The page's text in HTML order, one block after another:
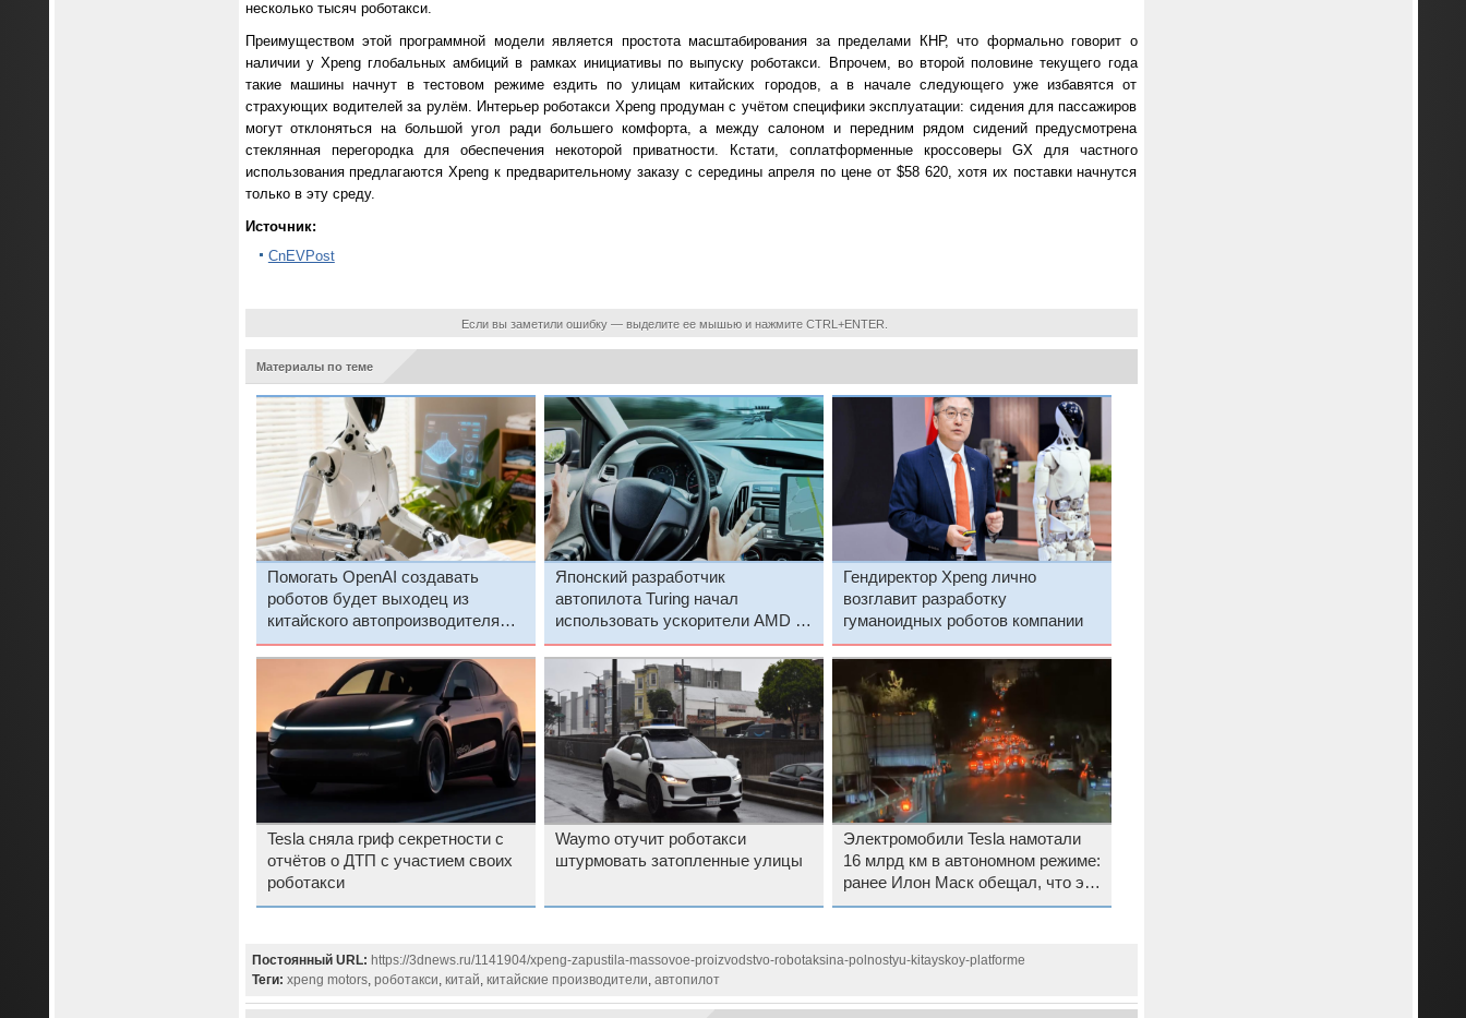
несколько тысяч роботакси.
Преимуществом этой программной модели является простота масштабирования за пределами КНР, что формально говорит о
наличии у Xpeng глобальных амбиций в рамках инициативы по выпуску роботакси. Впрочем, во второй половине текущего года
такие машины начнут в тестовом режиме ездить по улицам китайских городов, а в начале следующего уже избавятся от
страхующих водителей за рулём. Интерьер роботакси Xpeng продуман с учётом специфики эксплуатации: сидения для пассажиров
могут отклоняться на большой угол ради большего комфорта, а между салоном и передним рядом сидений предусмотрена
стеклянная перегородка для обеспечения некоторой приватности. Кстати, соплатформенные кроссоверы GX для частного
использования предлагаются Xpeng к предварительному заказу с середины апреля по цене от $58 620, хотя их поставки начнутся
только в эту среду.
Источник:
CnEVPost
Если вы заметили ошибку — выделите ее мышью и нажмите CTRL+ENTER.
Материалы по теме
Помогать OpenAI создавать
роботов будет выходец из
китайского автопроизводителя
Xpeng
Японский разработчик
автопилота Turing начал
использовать ускорители AMD на
фоне финансирования со
стороны этой компании
Гендиректор Xpeng лично
возглавит разработку
гуманоидных роботов компании
Tesla сняла гриф секретности с
отчётов о ДТП с участием своих
роботакси
Waymo отучит роботакси
штурмовать затопленные улицы
Электромобили Tesla намотали
16 млрд км в автономном режиме:
ранее Илон Маск обещал, что это
позволит им отказаться от
Постоянный URL: https://3dnews.ru/1141904/xpeng-zapustila-massovoe-proizvodstvo-robotaksina-polnostyu-kitayskoy-platforme
Теги: xpeng motors, роботакси, китай, китайские производители, автопилот